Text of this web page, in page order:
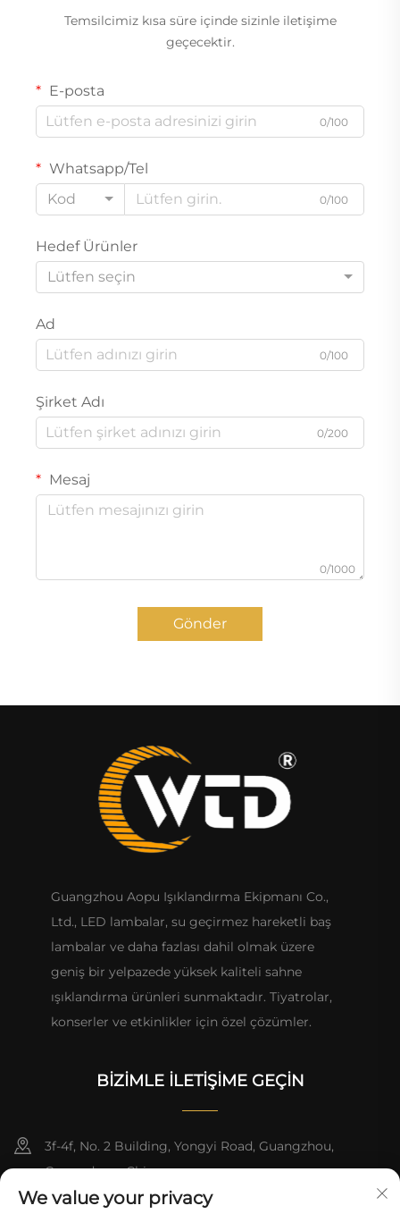
Temsilcimiz kısa süre içinde sizinle iletişime
geçecektir.
E-posta
0/100
Whatsapp/Tel
Kod
0/100
Hedef Ürünler
Lütfen seçin
Ad
0/100
Şirket Adı
0/200
Mesaj
0/1000
Gönder
Guangzhou Aopu Işıklandırma Ekipmanı Co.,
Ltd., LED lambalar, su geçirmez hareketli baş
lambalar ve daha fazlası dahil olmak üzere
geniş bir yelpazede yüksek kaliteli sahne
ışıklandırma ürünleri sunmaktadır. Tiyatrolar,
konserler ve etkinlikler için özel çözümler.
BIZIMLE İLETIŞIME GEÇIN
3f-4f, No. 2 Building, Yongyi Road, Guangzhou,
Guangdong, China
We value your privacy